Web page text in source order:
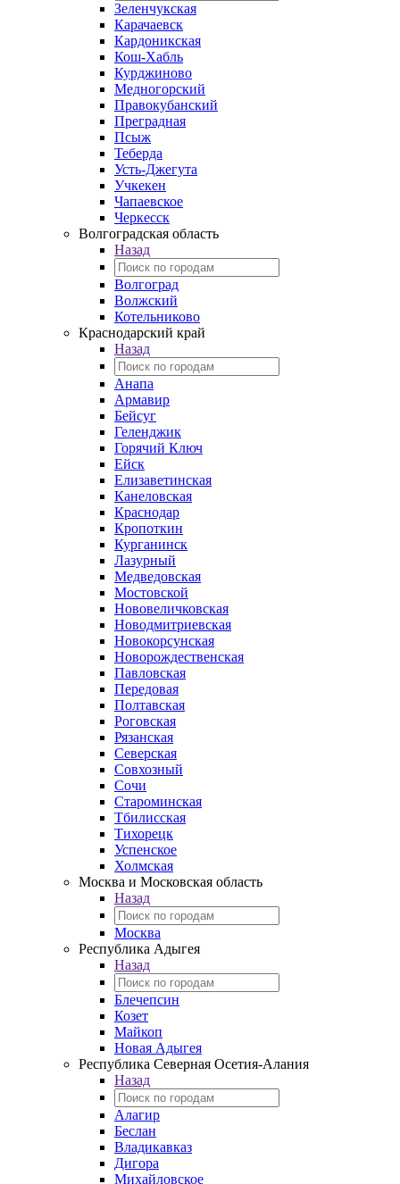
Зеленчукская
Карачаевск
Кардоникская
Кош-Хабль
Курджиново
Медногорский
Правокубанский
Преградная
Псыж
Теберда
Усть-Джегута
Учкекен
Чапаевское
Черкесск
Волгоградская область
Назад
Волгоград
Волжский
Котельниково
Краснодарский край
Назад
Анапа
Армавир
Бейсуг
Геленджик
Горячий Ключ
Ейск
Елизаветинская
Канеловская
Краснодар
Кропоткин
Курганинск
Лазурный
Медведовская
Мостовской
Нововеличковская
Новодмитриевская
Новокорсунская
Новорождественская
Павловская
Передовая
Полтавская
Роговская
Рязанская
Северская
Совхозный
Сочи
Староминская
Тбилисская
Тихорецк
Успенское
Холмская
Москва и Московская область
Назад
Москва
Республика Адыгея
Назад
Блечепсин
Козет
Майкоп
Новая Адыгея
Республика Северная Осетия-Алания
Назад
Алагир
Беслан
Владикавказ
Дигора
Михайловское